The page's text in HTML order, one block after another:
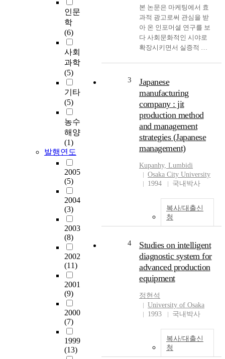
인문
학
(6)
사회
과학
(5)
기타
(5)
농수
해양
(1)
발행연도
2005
(5)
2004
(3)
2003
(8)
2002
(11)
2001
(9)
2000
(7)
1999
(13)
本 論文에서는 kernel 函數
에 의한 平滑化
(smoothing)에 근거하여
推定量과 Smoothing
Boostrap을 이용한 推定量
squared error (MISE)와
error(ISE)를 중심으로 推
定問題를 고찰하였다 첫
째로,현재까지는 分布函
數의 kernel형 推定量은
MISE를 最小로 하는 意味
로 써 經驗分布函數를 이
용한 推定方法보다 效率
다. 이 경우에는 平均하여
0이 되는 項은 無視되어버
리지만 ISE의 경우에는 確
다는 것을 本 論文의 結果
에 의해 나타낼 수 있다. 둘
째로, Boostrap Simulation
를 이용하는 方法을 대신
하여 kernel형 推定量을 이
용하는쪽이 效率的이라는
結果를 고려하여, 分布函
ISE를 評價하는 方法論이
提示되었다. For an
integrated understanding
cultural dimensiorls of pre-
tend play, two issues \vere
examined in the present
본 논문은 마케팅에서 효
과적 광고로써 관심을 받
아 온 인포머셜 연구를 보
다 사회문화적인 시야로
확장시키면서 실증적 조
메시지 효과를 위한 질적
내용분석을 행한 논문이
다. 인포머셜의 성장요인,
문화적 영향력을 다양한
입장에서 고찰하고 사회
의 문화적 가치, 일반적 가
치를 제공하고 그 메시지
가 어떻게 조작되어져 있
있는가에 주목하고 있다.
방법론적으로는 각 장에
서 인포머셜을 둘러싼 송
신자, 수신자의 의견, 사회
적 반향을 파악하고, 기존
의 인포머셜 연구의 한계
점을 인식한 후, 내용분석,
비교분석했다. 제 1장에서
인포머셜의 성장배경, 역
사적 변화, 인포머셜 비지
니스를 둘러싼 사회 커뮤
광고학자들의 연구와 인
포머셜 제작자들의 의견,
수신자의 의견을 담은 매
스 미디어 기사를 비교 분
석했다. 1990년이후의 신
문, 잡지, 텔레비젼 뉴스에
3
Japanese
manufacturing
company : jit
production method
and management
strategies (Japanese
management)
Kupanhy, Lumbidi
Osaka City University
1994
국내박사
복사/대출신
청
4
Studies on intelligent
diagnostic system for
advanced production
equipment
정현석
University of Osaka
1993
국내박사
복사/대출신
청